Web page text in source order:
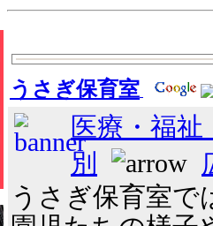
うさぎ保育室
医療・福祉
別
うさぎ保育室